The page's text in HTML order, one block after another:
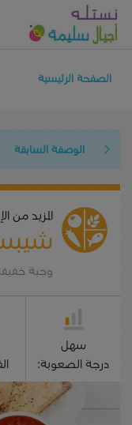
الصفحة الرئيسية
الوصفة السابقة
المزيد من
وجبة
سهل
درجة الصعوبة: